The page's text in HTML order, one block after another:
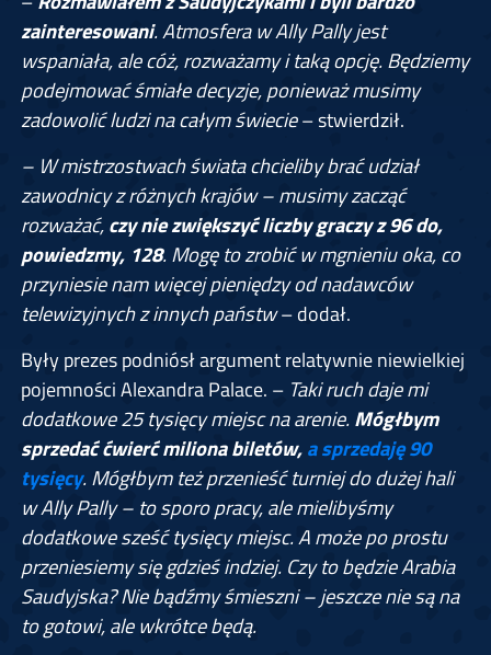
zainteresowani. Atmosfera w Ally Pally jest
wspaniała, ale cóż, rozważamy i taką opcję.Będziemy
podejmować śmiałe decyzje, ponieważ musimy
zadowolić ludzi na całym świecie– stwierdził.
– W mistrzostwach świata chcieliby brać udział
zawodnicy z różnych krajów – musimy zacząć
rozważać,czy nie zwiększyć liczby graczy z 96 do,
powiedzmy, 128. Mogę to zrobić w mgnieniu oka, co
przyniesie nam więcej pieniędzy od nadawców
telewizyjnych z innych państw– dodał.
Były prezes podniósł argument relatywnie niewielkiej
pojemności Alexandra Palace. –Taki ruch daje mi
dodatkowe 25 tysięcy miejsc na arenie.Mógłbym
sprzedać ćwierć miliona biletów,a sprzedaję 90
tysięcy. Mógłbym też przenieść turniej do dużej hali
w Ally Pally – to sporo pracy, ale mielibyśmy
dodatkowe sześć tysięcy miejsc. A może po prostu
przeniesiemy się gdzieś indziej. Czy to będzie Arabia
Saudyjska? Nie bądźmy śmieszni – jeszcze nie są na
to gotowi, ale wkrótce będą.